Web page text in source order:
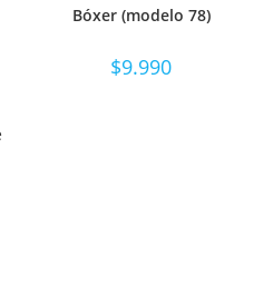
Bóxer (modelo 78)
$9.990